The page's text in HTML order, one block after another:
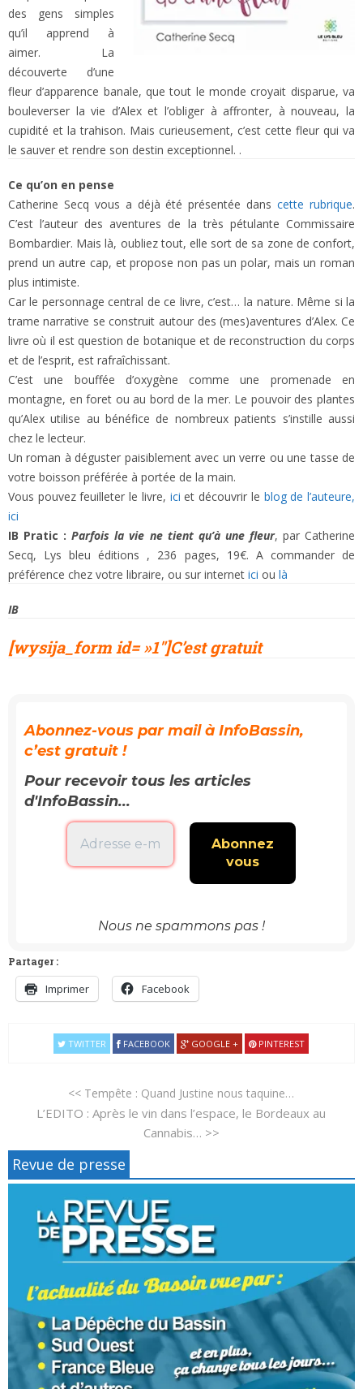
des gens simples
qu’il apprend à
aimer. La
découverte d’une
fleur d’apparence banale, que tout le monde croyait disparue, va
bouleverser la vie d’Alex et l’obliger à affronter, à nouveau, la
cupidité et la trahison. Mais curieusement, c’est cette fleur qui va
le sauver et rendre son destin exceptionnel. .
Ce qu’on en pense
Catherine Secq vous a déjà été présentée danscette rubrique.
C’est l’auteur des aventures de la très pétulante Commissaire
Bombardier. Mais là, oubliez tout, elle sort de sa zone de confort,
prend un autre cap, et propose non pas un polar, mais un roman
plus intimiste.
Car le personnage central de ce livre, c’est… la nature. Même si la
trame narrative se construit autour des (mes)aventures d’Alex. Ce
livre où il est question de botanique et de reconstruction du corps
et de l’esprit, est rafraîchissant.
C’est une bouffée d’oxygène comme une promenade en
montagne, en foret ou au bord de la mer. Le pouvoir des plantes
qu’Alex utilise au bénéfice de nombreux patients s’instille aussi
chez le lecteur.
Un roman à déguster paisiblement avec un verre ou une tasse de
votre boisson préférée à portée de la main.
Vous pouvez feuilleter le livre, ici et découvrir le blog de l’auteure,
ici
IB Pratic :Parfois la vie ne tient qu’à une fleur, par Catherine
Secq, Lys bleu éditions , 236 pages, 19€. A commander de
préférence chez votre libraire, ou sur internet ici ou là
IB
[wysija_form id= »1″]C’est gratuit
Abonnez-vous par mail à InfoBassin,
c’est gratuit !
Pour recevoir tous les articles
d'InfoBassin...
Nous ne spammons pas !
Partager :
Imprimer Facebook
TWITTER FACEBOOK GOOGLE + PINTEREST
<< Tempête : Quand Justine nous taquine…
L’EDITO : Après le vin dans l’espace, le Bordeaux au
Cannabis… >>
Revue de presse